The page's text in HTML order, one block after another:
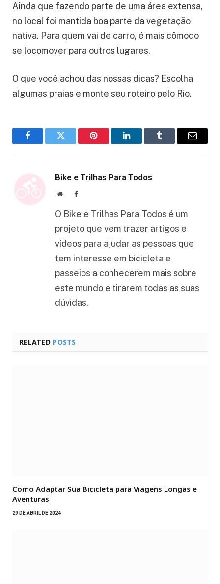
Ainda que fazendo parte de uma área extensa,
no local foi mantida boa parte da vegetação
nativa. Para quem vai de carro, é mais cômodo
se locomover para outros lugares.
O que você achou das nossas dicas? Escolha
algumas praias e monte seu roteiro pelo Rio.
FacebookTwitter Pinterest LinkedInTumblr Email
Bike e Trilhas Para Todos
WebsiteFacebook
O Bike e Trilhas Para Todos é um
projeto que vem trazer artigos e
vídeos para ajudar as pessoas que
tem interesse em bicicleta e
passeios a conhecerem mais sobre
este mundo e tirarem todas as suas
dúvidas.
RELATED POSTS
Como Adaptar Sua Bicicleta para Viagens Longas e
Aventuras
29 DE ABRIL DE 2024